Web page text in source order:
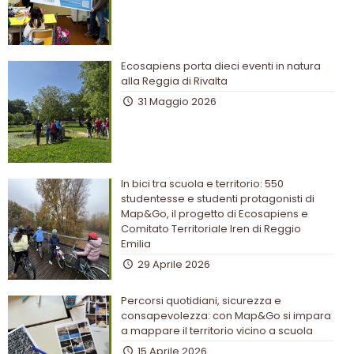
Ecosapiens porta dieci eventi in natura
alla Reggia di Rivalta
31 Maggio 2026
In bici tra scuola e territorio: 550
studentesse e studenti protagonisti di
Map&Go, il progetto di Ecosapiens e
Comitato Territoriale Iren di Reggio
Emilia
29 Aprile 2026
Percorsi quotidiani, sicurezza e
consapevolezza: con Map&Go si impara
a mappare il territorio vicino a scuola